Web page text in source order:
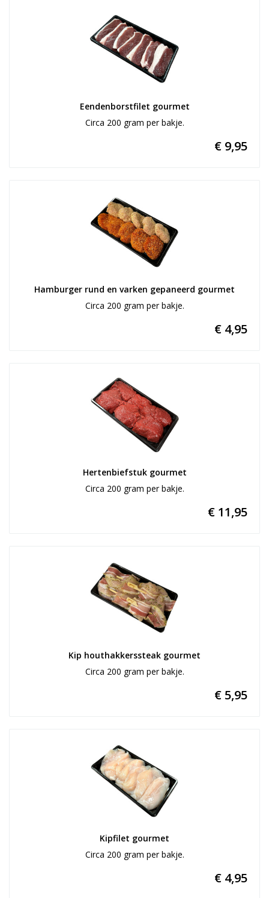
Eendenborstfilet gourmet
Circa 200 gram per bakje.
€ 9,95
Hamburger rund en varken gepaneerd gourmet
Circa 200 gram per bakje.
€ 4,95
Hertenbiefstuk gourmet
Circa 200 gram per bakje.
€ 11,95
Kip houthakkerssteak gourmet
Circa 200 gram per bakje.
€ 5,95
Kipfilet gourmet
Circa 200 gram per bakje.
€ 4,95